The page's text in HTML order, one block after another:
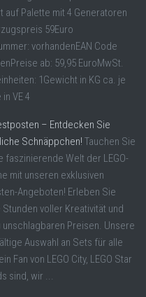
auf Palette mit 4 Generatoren
59Euro
vorhandenEAN Code
ab: 59,95 EuroMwSt.
1Gewicht in KG ca. je
VE 4
– Entdecken Sie
Schnäppchen! Tauchen Sie
faszinierende Welt der LEGO-
mit unseren exklusiven
Angeboten! Erleben Sie
voller Kreativität und
unschlagbaren Preisen. Unsere
Auswahl an Sets für alle
Fan von LEGO City, LEGO Star
sind, wir ...